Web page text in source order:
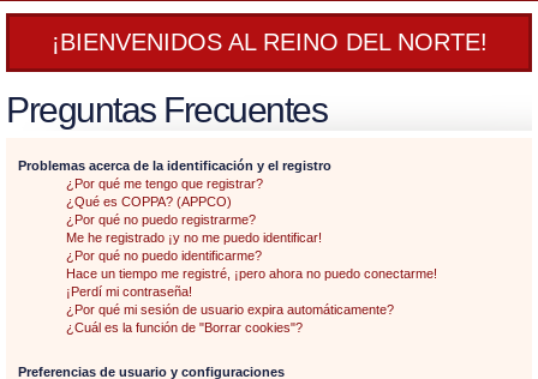
¡BIENVENIDOS AL REINO DEL NORTE!
Preguntas Frecuentes
Problemas acerca de la identificación y el registro
¿Por qué me tengo que registrar?
¿Qué es COPPA? (APPCO)
¿Por qué no puedo registrarme?
Me he registrado ¡y no me puedo identificar!
¿Por qué no puedo identificarme?
Hace un tiempo me registré, ¡pero ahora no puedo conectarme!
¡Perdí mi contraseña!
¿Por qué mi sesión de usuario expira automáticamente?
¿Cuál es la función de "Borrar cookies"?
Preferencias de usuario y configuraciones